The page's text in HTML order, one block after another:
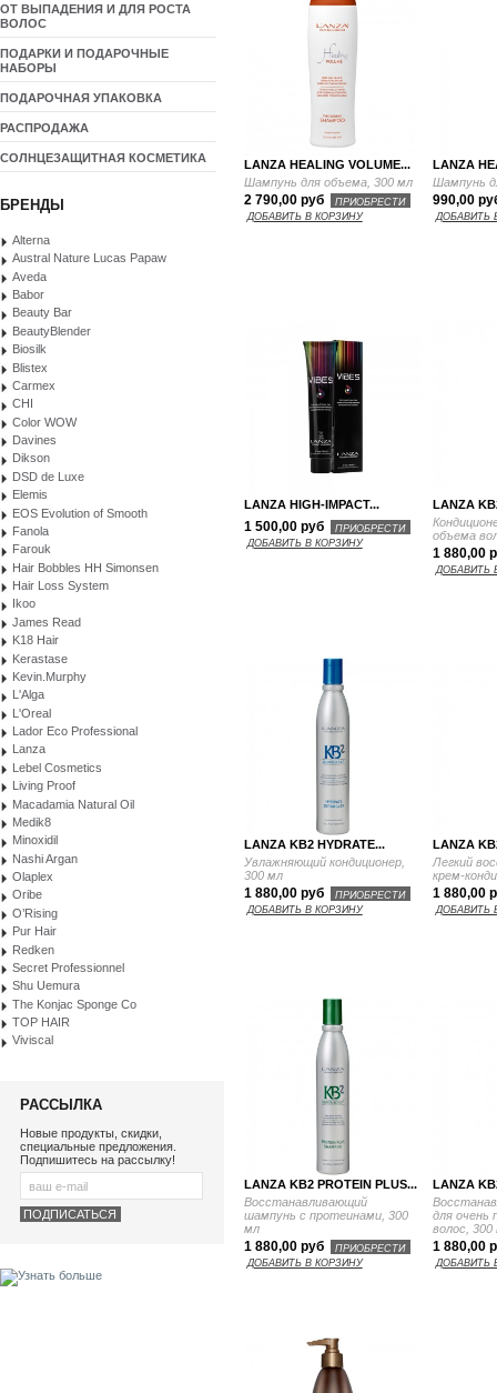
LANZA HEALING VOLUME...
Шампунь для объема, 300 мл
2 790,00 руб
ПРИОБРЕСТИ
ДОБАВИТЬ В КОРЗИНУ
LANZA
Шампунь
990,00
ДОБАВИТЬ
LANZA HIGH-IMPACT...
1 500,00 руб
ПРИОБРЕСТИ
ДОБАВИТЬ В КОРЗИНУ
LANZA
объема
1 880,00
ДОБАВИТЬ
LANZA KB2 HYDRATE...
Увлажняющий кондиционер,
300 мл
1 880,00 руб
ПРИОБРЕСТИ
ДОБАВИТЬ В КОРЗИНУ
LANZA
Легкий
крем-
1 880,00
ДОБАВИТЬ
LANZA KB2 PROTEIN PLUS...
Восстанавливающий
шампунь с протеинами, 300
мл
1 880,00 руб
ПРИОБРЕСТИ
ДОБАВИТЬ В КОРЗИНУ
LANZA
для очень
волос, 300
1 880,00
ДОБАВИТЬ
ОТ ВЫПАДЕНИЯ И ДЛЯ РОСТА
ВОЛОС
ПОДАРКИ И ПОДАРОЧНЫЕ
НАБОРЫ
ПОДАРОЧНАЯ УПАКОВКА
РАСПРОДАЖА
СОЛНЦЕЗАЩИТНАЯ КОСМЕТИКА
БРЕНДЫ
Alterna
Austral Nature Lucas Papaw
Aveda
Babor
Beauty Bar
BeautyBlender
Biosilk
Blistex
Carmex
CHI
Color WOW
Davines
Dikson
DSD de Luxe
Elemis
EOS Evolution of Smooth
Fanola
Farouk
Hair Bobbles HH Simonsen
Hair Loss System
Ikoo
James Read
K18 Hair
Kerastase
Kevin.Murphy
L'Alga
L'Oreal
Lador Eco Professional
Lanza
Lebel Cosmetics
Living Proof
Macadamia Natural Oil
Medik8
Minoxidil
Nashi Argan
Olaplex
Oribe
O’Rising
Pur Hair
Redken
Secret Professionnel
Shu Uemura
The Konjac Sponge Co
TOP HAIR
Viviscal
РАССЫЛКА
Новые продукты, скидки,
специальные предложения.
Подпишитесь на рассылку!